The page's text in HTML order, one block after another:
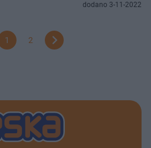
dodano 3-11-2022
1 2